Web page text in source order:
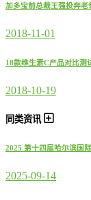
加多宝前总裁王强投奔老
2018-11-01
18款维生素C产品对比测
2018-10-19
同类资讯
2025 第十四届哈尔滨国
2025-09-14